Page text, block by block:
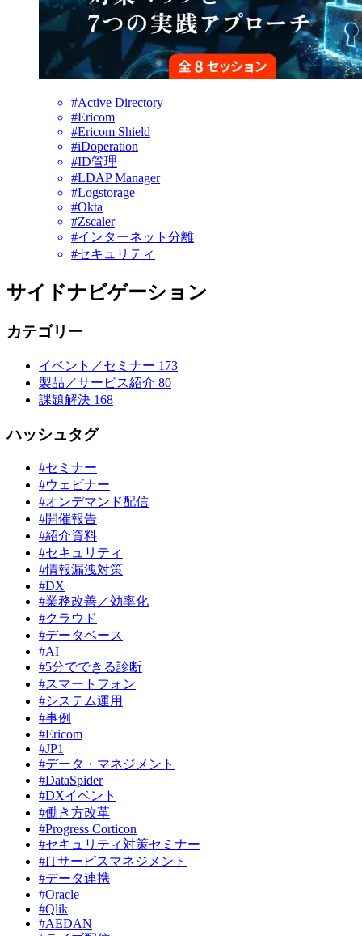
#Active Directory
#Ericom
#Ericom Shield
#iDoperation
#ID管理
#LDAP Manager
#Logstorage
#Okta
#Zscaler
#インターネット分離
#セキュリティ
サイドナビゲーション
カテゴリー
イベント／セミナー 173
製品／サービス紹介 80
課題解決 168
ハッシュタグ
#セミナー
#ウェビナー
#オンデマンド配信
#開催報告
#紹介資料
#セキュリティ
#情報漏洩対策
#DX
#業務改善／効率化
#クラウド
#データベース
#AI
#5分でできる診断
#スマートフォン
#システム運用
#事例
#Ericom
#JP1
#データ・マネジメント
#DataSpider
#DXイベント
#働き方改革
#Progress Corticon
#セキュリティ対策セミナー
#ITサービスマネジメント
#データ連携
#Oracle
#Qlik
#AEDAN